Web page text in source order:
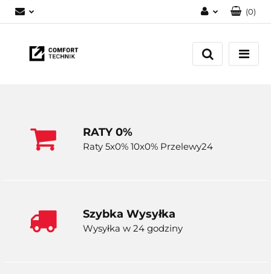
Zaloguj się
Zarejestruj się
(0)
RATY 0%
Raty 5x0% 10x0% Przelewy24
Szybka Wysyłka
Wysyłka w 24 godziny